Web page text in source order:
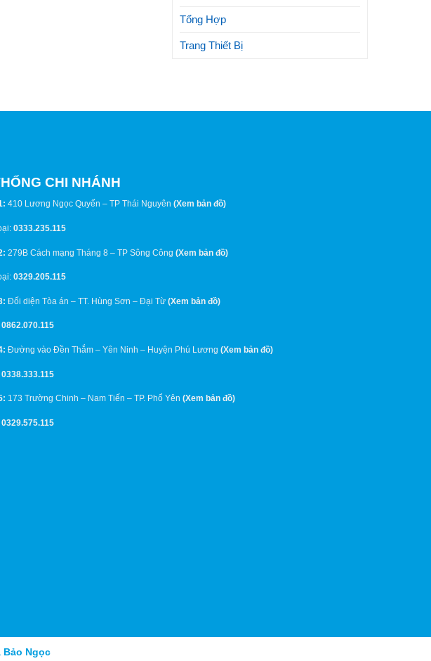
Tổng Hợp
Trang Thiết Bị
CHI NHÁNH
410 Lương Ngọc Quyến – TP Thái Nguyên (Xem bản đồ)
0333.235.115
279B Cách mạng Tháng 8 – TP Sông Công (Xem bản đồ)
0329.205.115
Đối diện Tòa án – TT. Hùng Sơn – Đại Từ (Xem bản đồ)
0862.070.115
Đường vào Đền Thắm – Yên Ninh – Huyện Phú Lương (Xem bản đồ)
0338.333.115
173 Trường Chinh – Nam Tiến – TP. Phổ Yên (Xem bản đồ)
0329.575.115
Bảo Ngọc